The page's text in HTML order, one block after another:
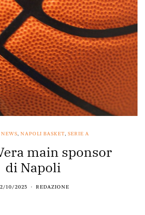
, NAPOLI BASKET, SERIE A
main sponsor
di Napoli
10/2025 REDAZIONE